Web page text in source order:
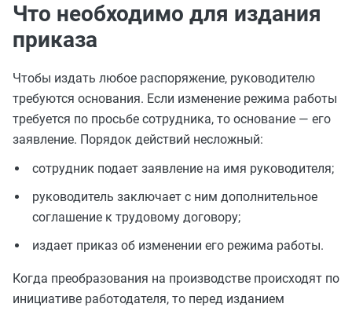
Что необходимо для издания
приказа
Чтобы издать любое распоряжение, руководителю
требуются основания. Если изменение режима работы
требуется по просьбе сотрудника, то основание — его
заявление. Порядок действий несложный:
сотрудник подает заявление на имя руководителя;
руководитель заключает с ним дополнительное
соглашение к трудовому договору;
издает приказ об изменении его режима работы.
Когда преобразования на производстве происходят по
инициативе работодателя, то перед изданием